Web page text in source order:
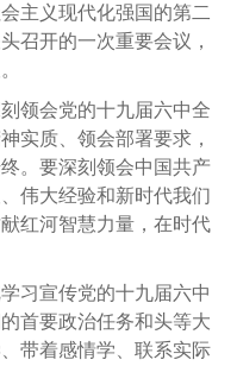
主义现代化强国的第二
召开的一次重要会议，
会党的十九届六中全
实质、领会部署要求，
。要深刻领会中国共产
伟大经验和新时代我们
红河智慧力量，在时代
宣传党的十九届六中
首要政治任务和头等大
带着感情学、联系实际